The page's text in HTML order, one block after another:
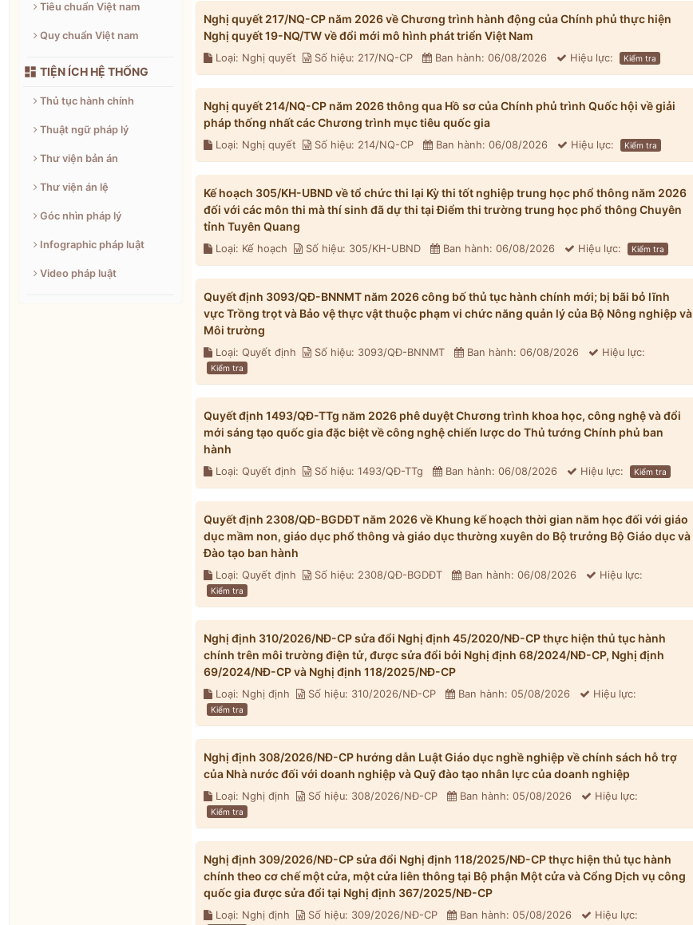
Tiêu chuẩn Việt nam
Quy chuẩn Việt nam
 TIỆN ÍCH HỆ THỐNG
Thủ tục hành chính
Thuật ngữ pháp lý
Thư viện bản án
Thư viện án lệ
Góc nhìn pháp lý
Infographic pháp luật
Video pháp luật
Nghị quyết 217/NQ-CP năm 2026 về Chương trình hành động của Chính phủ thực hiện
Nghị quyết 19-NQ/TW về đổi mới mô hình phát triển Việt Nam
Loại: Nghị quyết Số hiệu: 217/NQ-CP Ban hành: 06/08/2026 Hiệu lực: Kiểm tra
Nghị quyết 214/NQ-CP năm 2026 thông qua Hồ sơ của Chính phủ trình Quốc hội về giải
pháp thống nhất các Chương trình mục tiêu quốc gia
Loại: Nghị quyết Số hiệu: 214/NQ-CP Ban hành: 06/08/2026 Hiệu lực: Kiểm tra
Kế hoạch 305/KH-UBND về tổ chức thi lại Kỳ thi tốt nghiệp trung học phổ thông năm 2026
đối với các môn thi mà thí sinh đã dự thi tại Điểm thi trường trung học phổ thông Chuyên
tỉnh Tuyên Quang
Loại: Kế hoạch Số hiệu: 305/KH-UBND Ban hành: 06/08/2026 Hiệu lực: Kiểm tra
Quyết định 3093/QĐ-BNNMT năm 2026 công bố thủ tục hành chính mới; bị bãi bỏ lĩnh
vực Trồng trọt và Bảo vệ thực vật thuộc phạm vi chức năng quản lý của Bộ Nông nghiệp và
Môi trường
Loại: Quyết định Số hiệu: 3093/QĐ-BNNMT Ban hành: 06/08/2026 Hiệu lực:
Kiểm tra
Quyết định 1493/QĐ-TTg năm 2026 phê duyệt Chương trình khoa học, công nghệ và đổi
mới sáng tạo quốc gia đặc biệt về công nghệ chiến lược do Thủ tướng Chính phủ ban
hành
Loại: Quyết định Số hiệu: 1493/QĐ-TTg Ban hành: 06/08/2026 Hiệu lực: Kiểm tra
Quyết định 2308/QĐ-BGDĐT năm 2026 về Khung kế hoạch thời gian năm học đối với giáo
dục mầm non, giáo dục phổ thông và giáo dục thường xuyên do Bộ trưởng Bộ Giáo dục và
Đào tạo ban hành
Loại: Quyết định Số hiệu: 2308/QĐ-BGDĐT Ban hành: 06/08/2026 Hiệu lực:
Kiểm tra
Nghị định 310/2026/NĐ-CP sửa đổi Nghị định 45/2020/NĐ-CP thực hiện thủ tục hành
chính trên môi trường điện tử, được sửa đổi bởi Nghị định 68/2024/NĐ-CP, Nghị định
69/2024/NĐ-CP và Nghị định 118/2025/NĐ-CP
Loại: Nghị định Số hiệu: 310/2026/NĐ-CP Ban hành: 05/08/2026 Hiệu lực:
Kiểm tra
Nghị định 308/2026/NĐ-CP hướng dẫn Luật Giáo dục nghề nghiệp về chính sách hỗ trợ
của Nhà nước đối với doanh nghiệp và Quỹ đào tạo nhân lực của doanh nghiệp
Loại: Nghị định Số hiệu: 308/2026/NĐ-CP Ban hành: 05/08/2026 Hiệu lực:
Kiểm tra
Nghị định 309/2026/NĐ-CP sửa đổi Nghị định 118/2025/NĐ-CP thực hiện thủ tục hành
chính theo cơ chế một cửa, một cửa liên thông tại Bộ phận Một cửa và Cổng Dịch vụ công
quốc gia được sửa đổi tại Nghị định 367/2025/NĐ-CP
Loại: Nghị định Số hiệu: 309/2026/NĐ-CP Ban hành: 05/08/2026 Hiệu lực: